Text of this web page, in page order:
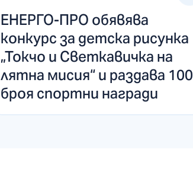
ЕНЕРГО-ПРО обявява
конкурс за детска рисунка
„Токчо и Светкавичка на
лятна мисия“ и раздава 100
броя спортни награди